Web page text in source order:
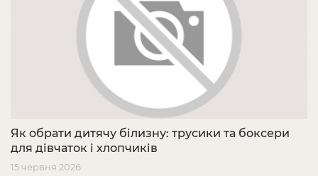
Як обрати дитячу білизну: трусики та боксери
для дівчаток і хлопчиків
15 червня 2026